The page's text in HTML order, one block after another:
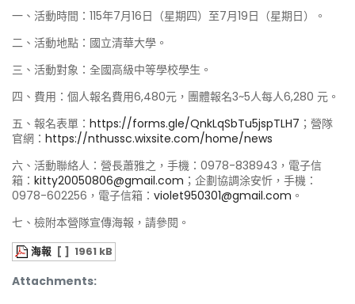
一、活動時間：115年7月16日（星期四）至7月19日（星期日）。
二、活動地點：國立清華大學。
三、活動對象：全國高級中等學校學生。
四、費用：個人報名費用6,480元，團體報名3~5人每人6,280 元。
五、報名表單： https://forms.gle/QnkLqSbTu5jspTLH7 ；營隊
官網： https://nthussc.wixsite.com/home/news
六、活動聯絡人：營長蕭雅之，手機：0978-838943，電子信
箱： kitty20050806@gmail.com ；企劃協調涂安忻，手機：
0978-602256，電子信箱： violet950301@gmail.com 。
七、檢附本營隊宣傳海報，請參閱。
Attachments:
海報 [ ] 1961 kB